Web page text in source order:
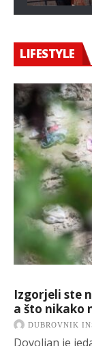
LIFESTYLE
Izgorjeli ste
a što nikako
DUBROVNIK
Dovoljan je